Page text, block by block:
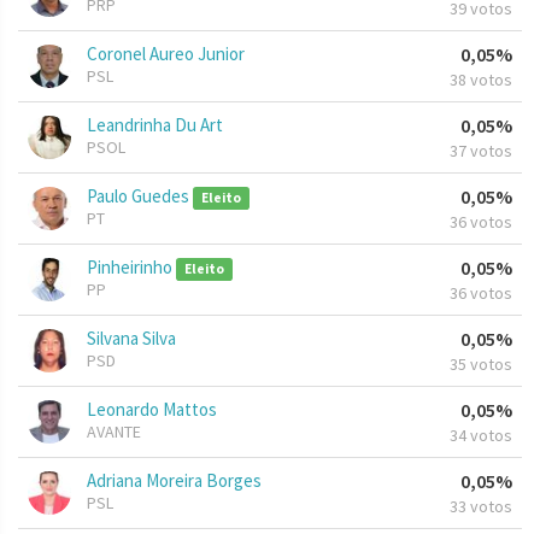
PRP 39 votos
Coronel Aureo Junior
PSL
0,05%
38 votos
Leandrinha Du Art
PSOL
0,05%
37 votos
Paulo Guedes Eleito
PT
0,05%
36 votos
Pinheirinho Eleito
PP
0,05%
36 votos
Silvana Silva
PSD
0,05%
35 votos
Leonardo Mattos
AVANTE
0,05%
34 votos
Adriana Moreira Borges
PSL
0,05%
33 votos